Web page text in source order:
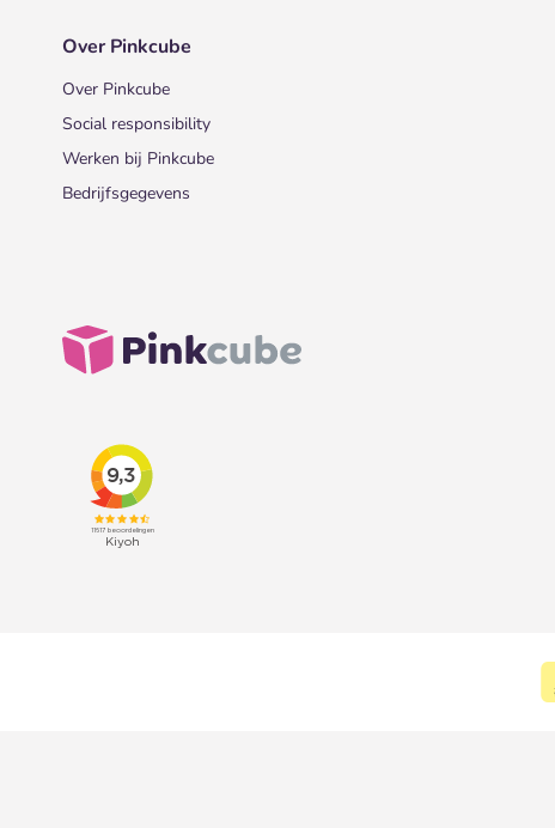
Over Pinkcube
Over Pinkcube
Social responsibility
Werken bij Pinkcube
Bedrijfsgegevens